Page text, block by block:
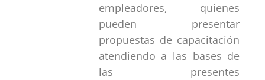
empleadores, quienes
pueden presentar
propuestas de capacitación
atendiendo a las bases de
las presentes